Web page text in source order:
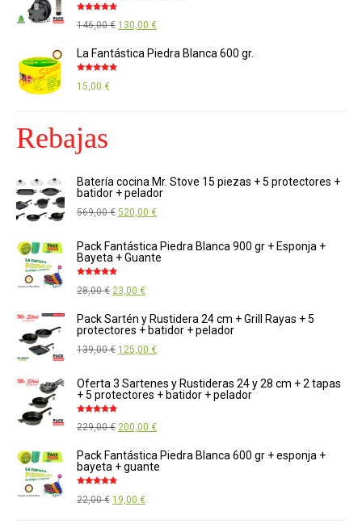
119,00 €.109,00 €.
con4.89de
146,00€ El
130,00 €El
La Fantástica Piedra Blanca 600 gr.
con4.85de
15,00 €
Rebajas
Batería cocina Mr. Stove 15 piezas + 5 protectores +
batidor + pelador
569,00€ El
original
569,00 €.
520,00 €El
actual
Pack Fantástica Piedra Blanca 900 gr + Esponja +
Bayeta + Guante
con5.00de
28,00€ El
original
era:
23,00 €El
actual
es:
Pack Sartén y Rustidera 24 cm + Grill Rayas + 5
protectores + batidor + pelador
139,00€ El
original
139,00 €.
125,00 €El
actual
125,00 €.
Oferta 3 Sartenes y Rustideras 24 y 28 cm + 2 tapas
+ 5 protectores + batidor + pelador
con5.00de
229,00€ El
original
229,00 €.
200,00 €El
actual
Pack Fantástica Piedra Blanca 600 gr + esponja +
bayeta + guante
con5.00de
22,00€ El
19,00 €El